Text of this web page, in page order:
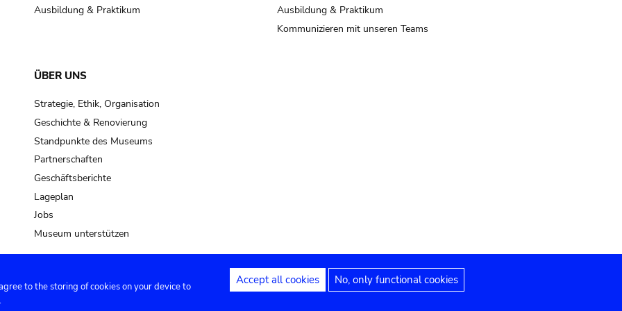
Ausbildung & Praktikum
Ausbildung & Praktikum
Kommunizieren mit unseren Teams
ÜBER UNS
Strategie, Ethik, Organisation
Geschichte & Renovierung
Standpunkte des Museums
Partnerschaften
Geschäftsberichte
Lageplan
Jobs
Museum unterstützen
Privacy settings Rechtliche Hinweise Erklärung zur Barrierefreiheit
to the storing of cookies on your device to
Accept all cookies No, only functional cookies